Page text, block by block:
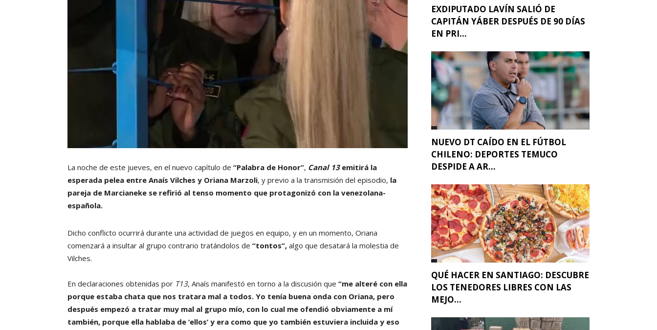
La noche de este jueves, en el nuevo capítulo de “Palabra de Honor”, Canal 13emitirá la
esperada pelea entre Anaís Vilches y Oriana Marzoli, y previo a la transmisión del episodio, la
pareja de Marcianeke se refirió al tenso momento que protagonizó con la venezolana-
española.
Dicho conflicto ocurrirá durante una actividad de juegos en equipo, y en un momento, Oriana
comenzará a insultar al grupo contrario tratándolos de “tontos”, algo que desatará la molestia de
Vilches.
En declaraciones obtenidas por T13, Anaís manifestó en torno a la discusión que “me alteré con ella
porque estaba chata que nos tratara mal a todos. Yo tenía buena onda con Oriana, pero
después empezó a tratar muy mal al grupo mío, con lo cual me ofendió obviamente a mí
también, porque ella hablaba de ‘ellos’ y era como que yo también estuviera incluida y eso
EXDIPUTADO LAVÍN SALIÓ DE
CAPITÁN YÁBER DESPUÉS DE 90 DÍAS
EN PRI...
NUEVO DT CAÍDO EN EL FÚTBOL
CHILENO: DEPORTES TEMUCO
DESPIDE A AR...
QUÉ HACER EN SANTIAGO: DESCUBRE
LOS TENEDORES LIBRES CON LAS
MEJO...